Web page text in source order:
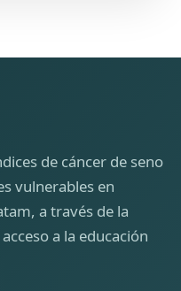
de cáncer de seno
vulnerables en
a través de la
a la educación